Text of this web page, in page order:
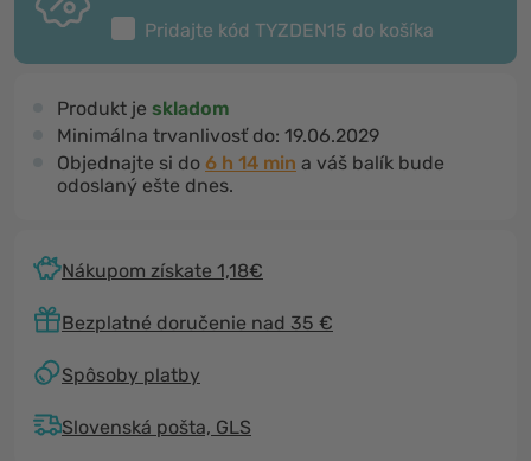
Pridajte kód TYZDEN15 do košíka
Produkt je skladom
Minimálna trvanlivosť do: 19.06.2029
Objednajte si do 6 h 14 min a váš balík bude
odoslaný ešte dnes.
Nákupom získate 1,18€
Bezplatné doručenie nad 35 €
Spôsoby platby
Slovenská pošta, GLS